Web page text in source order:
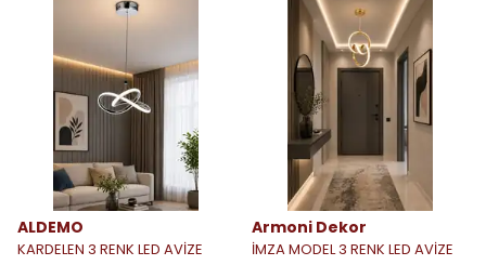
ALDEMO
KARDELEN 3 RENK LED AVİZE
Armoni Dekor
İMZA MODEL 3 RENK LED AVİZE